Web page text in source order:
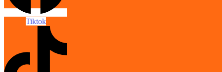
Tiktok